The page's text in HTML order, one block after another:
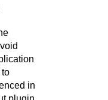
in